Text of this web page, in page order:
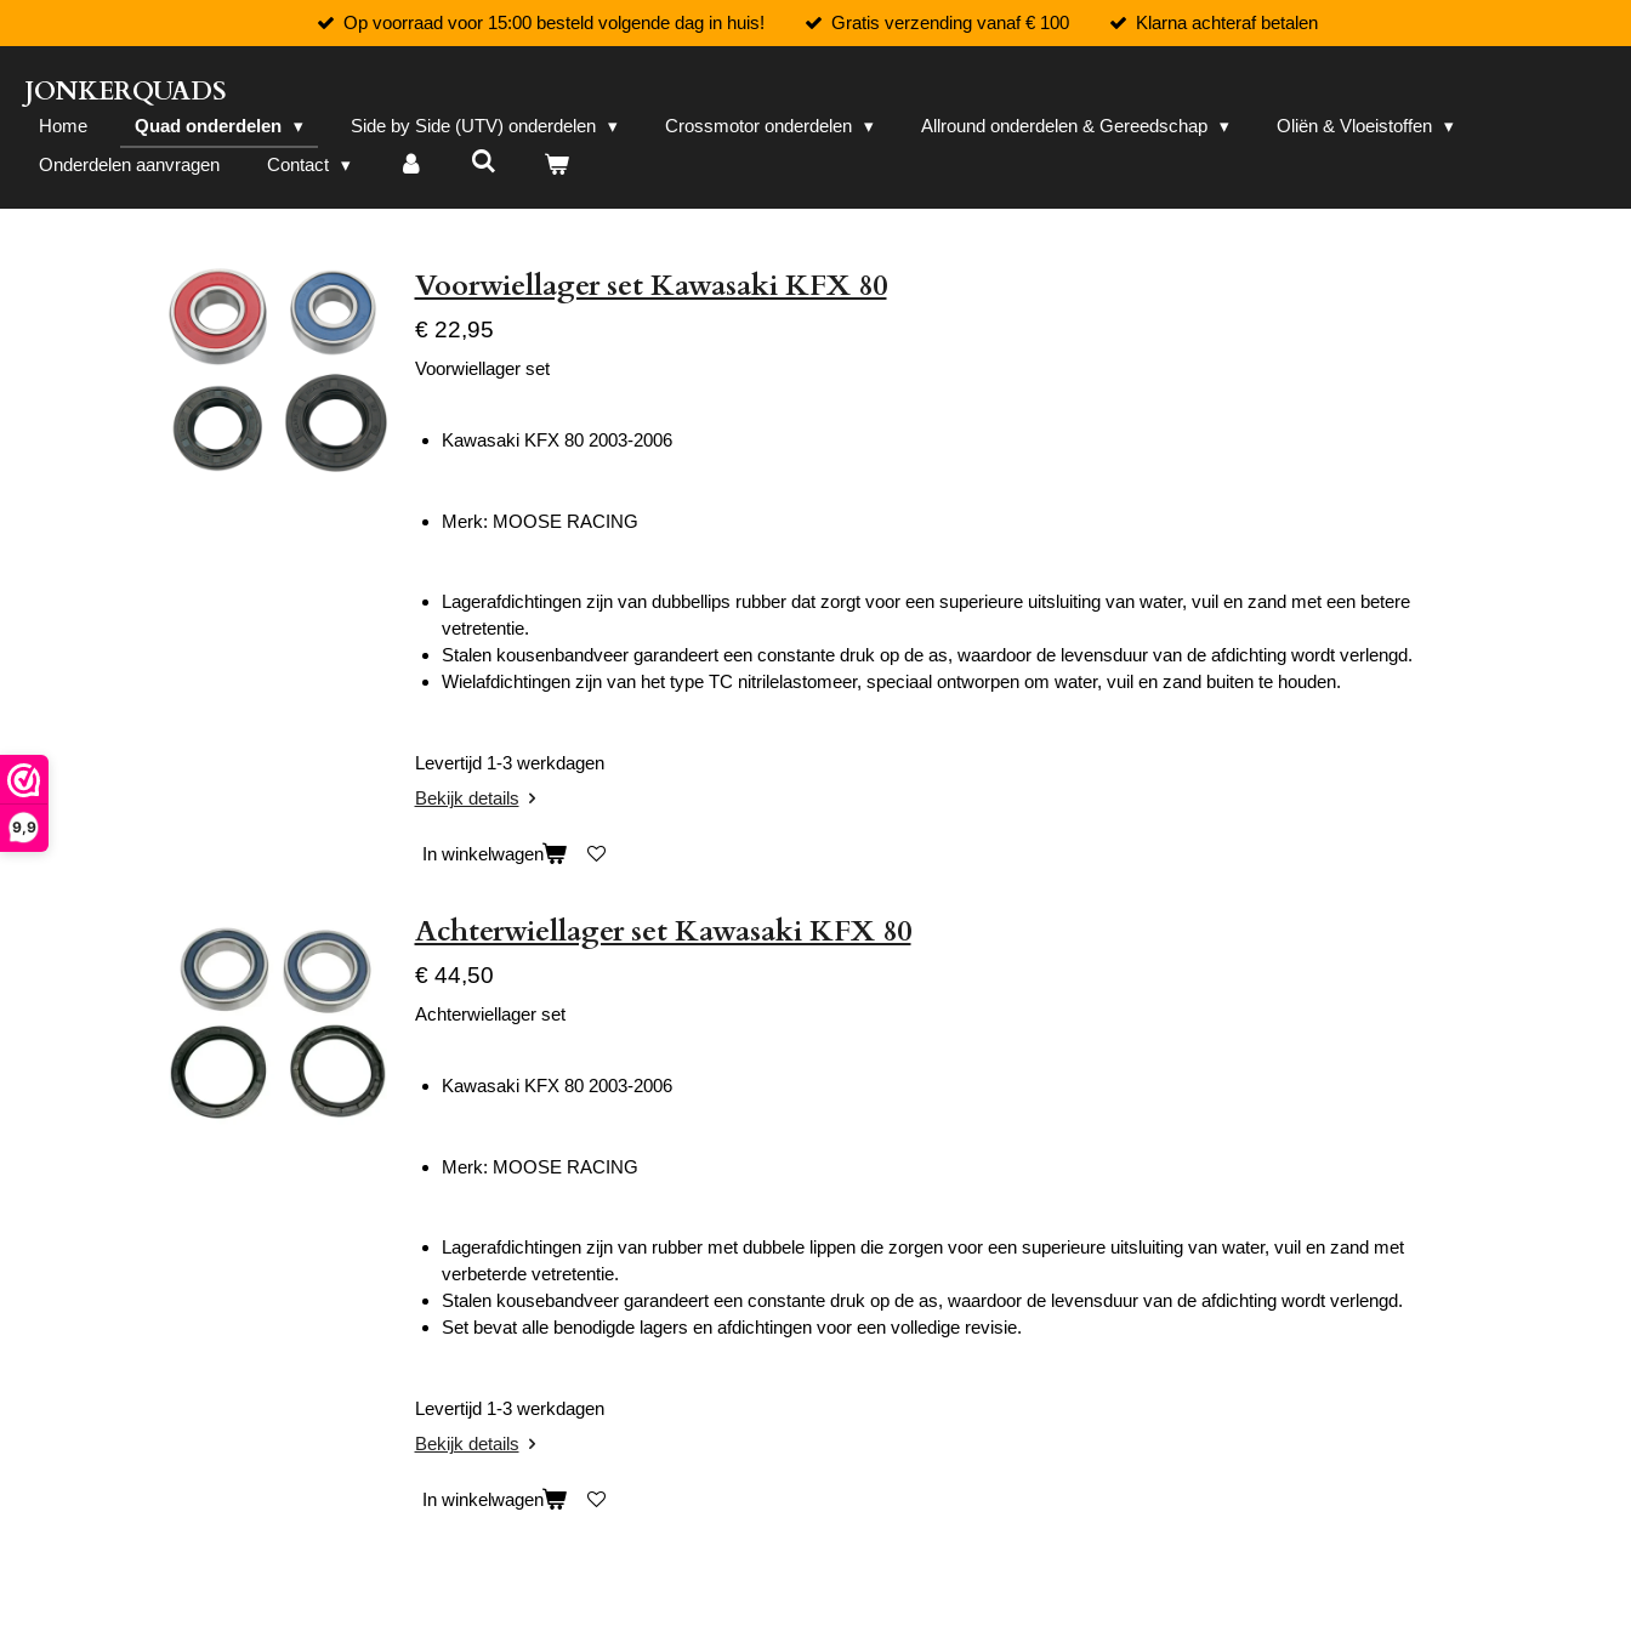
9,9
direct
naar
de
hoofdinhoud
Op voorraad voor 15:00 besteld volgende dag in huis! Gratis verzending vanaf € 100 Klarna achteraf betalen
JONKERQUADS
Home Quad onderdelen Side by Side (UTV) onderdelen Crossmotor onderdelen Allround onderdelen & Gereedschap
Oliën & Vloeistoffen
Onderdelen aanvragen
Contact
Voorwiellager set Kawasaki KFX 80
€ 22,95
Voorwiellager set
Kawasaki KFX 80 2003-2006
Merk: MOOSE RACING
Lagerafdichtingen zijn van dubbellips rubber dat zorgt voor een superieure uitsluiting van water, vuil en zand met een betere
vetretentie.
Stalen kousenbandveer garandeert een constante druk op de as, waardoor de levensduur van de afdichting wordt verlengd.
Wielafdichtingen zijn van het type TC nitrilelastomeer, speciaal ontworpen om water, vuil en zand buiten te houden.
Levertijd 1-3 werkdagen
Bekijk details
In winkelwagen
Achterwiellager set Kawasaki KFX 80
€ 44,50
Achterwiellager set
Kawasaki KFX 80 2003-2006
Merk: MOOSE RACING
Lagerafdichtingen zijn van rubber met dubbele lippen die zorgen voor een superieure uitsluiting van water, vuil en zand met
verbeterde vetretentie.
Stalen kousebandveer garandeert een constante druk op de as, waardoor de levensduur van de afdichting wordt verlengd.
Set bevat alle benodigde lagers en afdichtingen voor een volledige revisie.
Levertijd 1-3 werkdagen
Bekijk details
In winkelwagen